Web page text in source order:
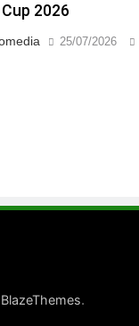
2026
25/07/2026
BlazeThemes.